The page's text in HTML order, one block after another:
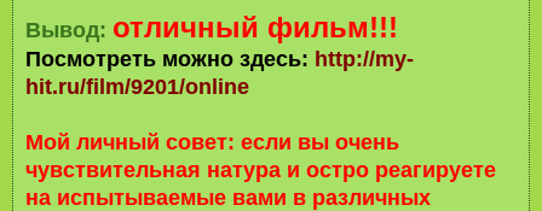
Вывод: отличный фильм!!!
Посмотреть можно здесь: http://my-
hit.ru/film/9201/online
Мой личный совет: если вы очень
чувствительная натура и остро реагируете
на испытываемые вами в различных